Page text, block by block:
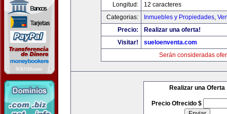
Longitud:
12 caracteres
Categorias:
Inmuebles y Propiedades,
Precio:
Realizar una oferta!
Visitar!
sueloenventa.com
Serán consideradas
Realizar una Oferta
Precio Ofrecido $